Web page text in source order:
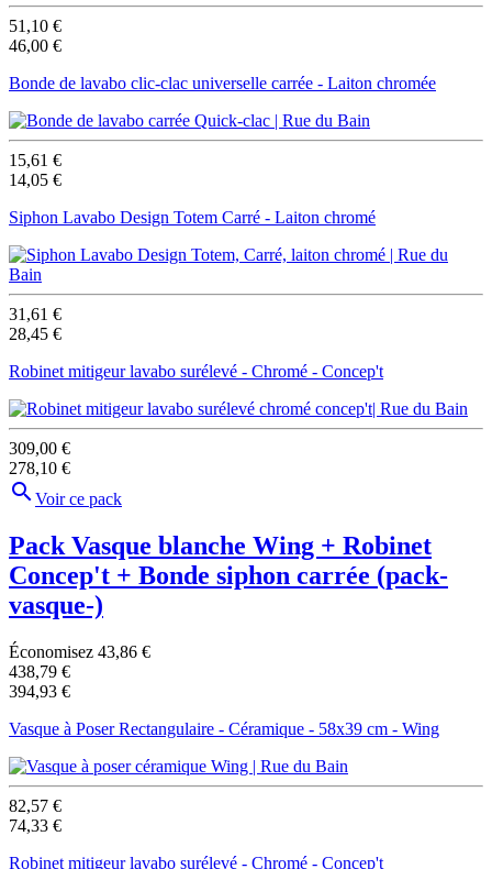
51,10 €
46,00 €
Bonde de lavabo clic-clac universelle carrée - Laiton chromée
15,61 €
14,05 €
Siphon Lavabo Design Totem Carré - Laiton chromé
31,61 €
28,45 €
Robinet mitigeur lavabo surélevé - Chromé - Concep't
309,00 €
278,10 €
Voir ce pack
Pack Vasque blanche Wing + Robinet
Concep't + Bonde siphon carrée (pack-
vasque-)
Économisez 43,86 €
438,79 €
394,93 €
Vasque à Poser Rectangulaire - Céramique - 58x39 cm - Wing
82,57 €
74,33 €
Robinet mitigeur lavabo surélevé - Chromé - Concep't